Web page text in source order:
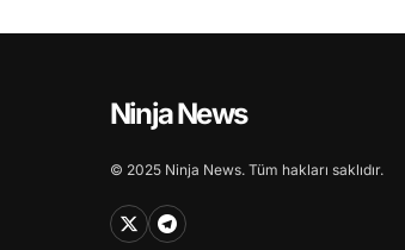
Ninja News
© 2025 Ninja News. Tüm hakları saklıdır.